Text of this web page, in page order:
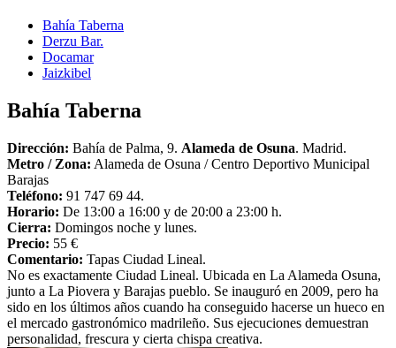
Bahía Taberna
Derzu Bar.
Docamar
Jaizkibel
Bahía Taberna
Dirección: Bahía de Palma, 9. Alameda de Osuna. Madrid.
Metro / Zona: Alameda de Osuna / Centro Deportivo Municipal
Barajas
Teléfono: 91 747 69 44.
Horario: De 13:00 a 16:00 y de 20:00 a 23:00 h.
Cierra: Domingos noche y lunes.
Precio: 55 €
Comentario: Tapas Ciudad Lineal.
No es exactamente Ciudad Lineal. Ubicada en La Alameda Osuna,
junto a La Piovera y Barajas pueblo. Se inauguró en 2009, pero ha
sido en los últimos años cuando ha conseguido hacerse un hueco en
el mercado gastronómico madrileño. Sus ejecuciones demuestran
personalidad, frescura y cierta chispa creativa.